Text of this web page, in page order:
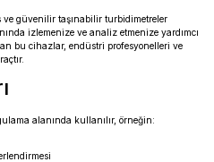
ve güvenilir taşınabilir turbidimetreler
izlemenize ve analiz etmenize yardımcı
bu cihazlar, endüstri profesyonelleri ve
alanında kullanılır, örneğin: